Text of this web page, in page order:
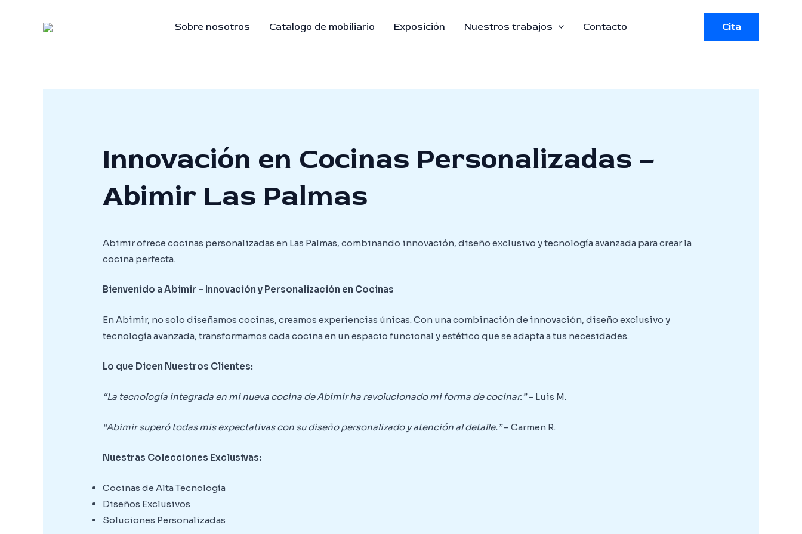
Sobre nosotros Catalogo de mobiliario Exposición Nuestros trabajos Contacto Cita
Innovación en Cocinas Personalizadas –
Abimir Las Palmas
Abimir ofrece cocinas personalizadas en Las Palmas, combinando innovación, diseño exclusivo y tecnología avanzada para crear la
cocina perfecta.
Bienvenido a Abimir – Innovación y Personalización en Cocinas
En Abimir, no solo diseñamos cocinas, creamos experiencias únicas. Con una combinación de innovación, diseño exclusivo y
tecnología avanzada, transformamos cada cocina en un espacio funcional y estético que se adapta a tus necesidades.
Lo que Dicen Nuestros Clientes:
“La tecnología integrada en mi nueva cocina de Abimir ha revolucionado mi forma de cocinar.”– Luis M.
“Abimir superó todas mis expectativas con su diseño personalizado y atención al detalle.”– Carmen R.
Nuestras Colecciones Exclusivas:
Cocinas de Alta Tecnología
Diseños Exclusivos
Soluciones Personalizadas